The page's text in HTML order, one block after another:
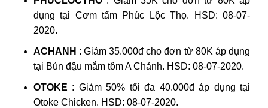
dụng tại Cơm tấm Phúc Lộc Thọ. HSD: 08-07-
2020.
ACHANH : Giảm 35.000đ cho đơn từ 80K áp dụng
tại Bún đậu mắm tôm A Chảnh. HSD: 08-07-2020.
OTOKE : Giảm 50% tối đa 40.000đ áp dụng tại
Otoke Chicken. HSD: 08-07-2020.